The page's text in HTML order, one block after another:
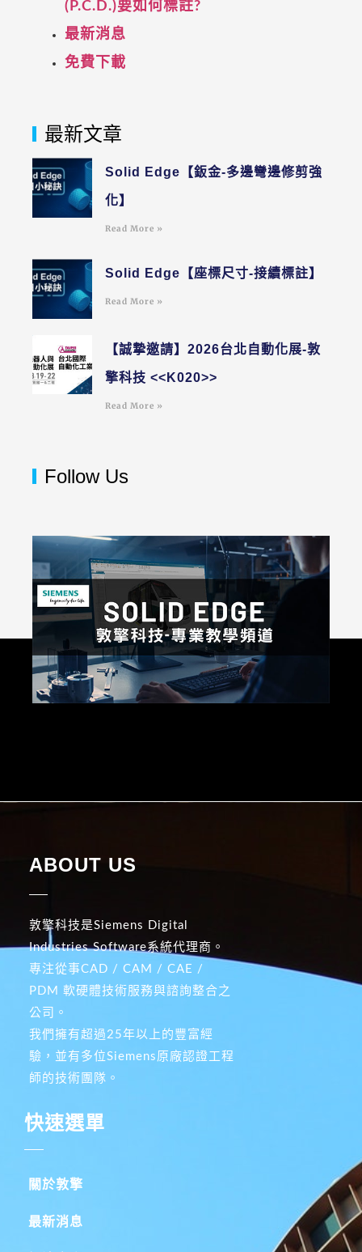
(P.C.D.)要如何標註?
最新消息
免費下載
最新文章
Solid Edge【鈑金-多邊彎邊修剪強
化】
Read More »
Solid Edge【座標尺寸-接續標註】
Read More »
【誠摯邀請】2026台北自動化展-敦
擎科技 <<K020>>
Read More »
Follow Us
ABOUT US
敦擎科技是Siemens Digital
Industries Software系統代理商。
專注從事CAD / CAM / CAE /
PDM 軟硬體技術服務與諮詢整合之
公司。
我們擁有超過25年以上的豐富經
驗，並有多位Siemens原廠認證工程
師的技術團隊。
快速選單
關於敦擎
最新消息